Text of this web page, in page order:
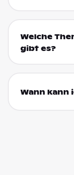
Welche
gibt es?
Wann kann